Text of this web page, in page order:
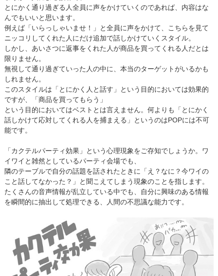
とにかく通り過ぎる人全員に声をかけていくのであれば、内容はな
んでもいいと思います。
例えば「いらっしゃいませ！」と全員に声をかけて、こちらを見て
ニッコリしてくれた人にだけ追加で話しかけていくスタイル。
しかし、あいさつに返事をくれた人が商品を買ってくれる人だとは
限りません。
無視して通り過ぎていった人の中に、本当のターゲットがいるかも
しれません。
このスタイルは「とにかく人と話す」という目的においては効果的
ですが、「商品を買ってもらう」
という目的においてはベストとは言えません。何よりも「とにかく
話しかけて応対してくれる人を捕まえる」というのはPOPには不可
能です。
「カクテルパーティ効果」という心理現象をご存知でしょうか。ワ
イワイと雑然としているパーティ会場でも、
隣のテーブルで自分の話題を話されたときに「え？なに？今ワイの
こと話してなかった？」と聞こえてしまう現象のことを指します。
たくさんの音声情報が乱立している中でも、自分に興味のある情報
を瞬間的に抽出して処理できる、人間の不思議な能力です。